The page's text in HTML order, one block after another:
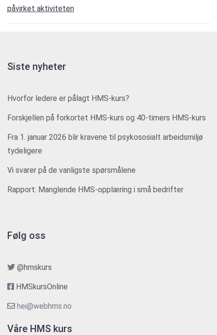
påvirket aktiviteten
Siste nyheter
Hvorfor ledere er pålagt HMS-kurs?
Forskjellen på forkortet HMS-kurs og 40-timers HMS-kurs
Fra 1. januar 2026 blir kravene til psykososialt arbeidsmiljø
tydeligere
Vi svarer på de vanligste spørsmålene
Rapport: Manglende HMS-opplæring i små bedrifter
Følg oss
@hmskurs
HMSkursOnline
hei@webhms.no
Våre HMS kurs